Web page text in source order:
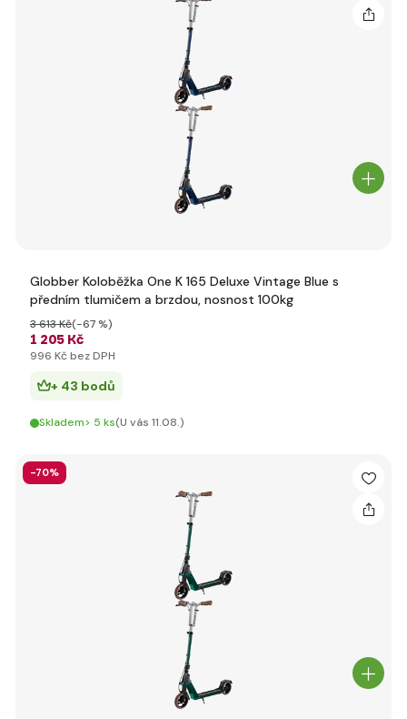
Globber Koloběžka One K 165 Deluxe Vintage Blue s
předním tlumičem a brzdou, nosnost 100kg
1 205 Kč
3 613 Kč(-67 %)
996 Kč bez DPH
+ 43 bodů
Skladem> 5 ks(U vás 11.08.)
-70%